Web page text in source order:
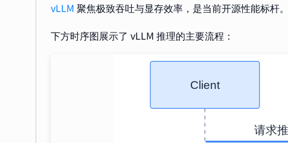
vLLM 聚焦极致吞吐与显存效率，是当前开源性能标杆。
下方时序图展示了 vLLM 推理的主要流程：